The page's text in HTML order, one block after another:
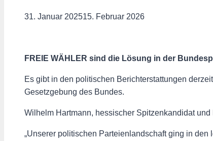
31. Januar 202515. Februar 2026
FREIE WÄHLER sind die Lösung in der
Es gibt in den politischen Berichterstattungen
Gesetzgebung des Bundes.
Wilhelm Hartmann, hessischer Spitzenkandidat
„Unserer politischen Parteienlandschaft ging in